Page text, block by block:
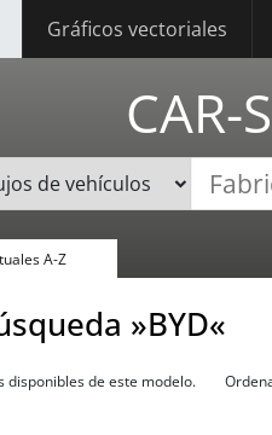
Gráficos vectoriales
CAR-
A-Z
»BYD«
disponibles de este modelo.